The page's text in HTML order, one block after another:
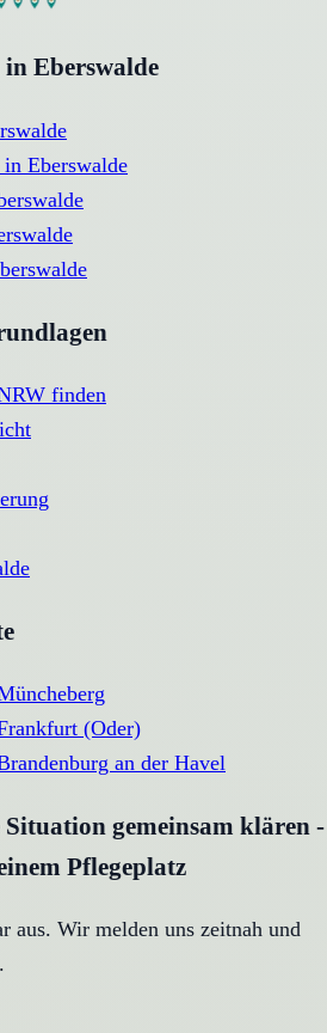
in Eberswalde
in Eberswalde
finden
(Oder)
an der Havel
Situation gemeinsam klären -
Pflegeplatz
aus. Wir melden uns zeitnah und